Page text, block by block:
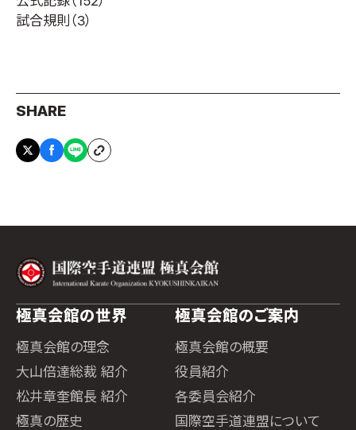
試合規則 （3）
SHARE
極真会館の世界
極真会館の理念
大山倍達総裁 紹介
松井章奎館長 紹介
極真の歴史
極真会館のご案内
極真会館の概要
役員紹介
各委員会紹介
国際空手道連盟について